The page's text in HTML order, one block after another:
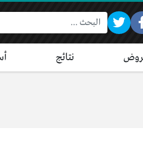
البحث:
نتائج